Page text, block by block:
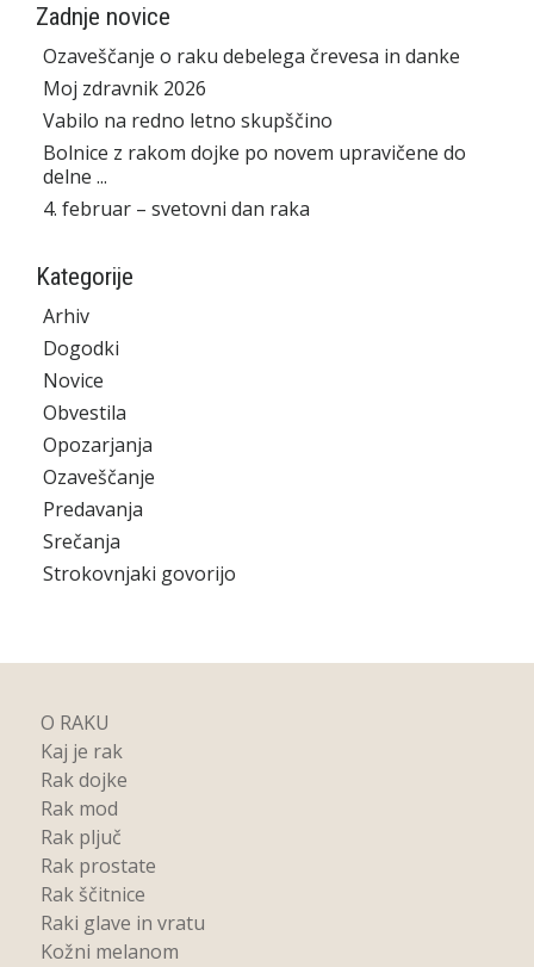
Zadnje novice
Ozaveščanje o raku debelega črevesa in danke
Moj zdravnik 2026
Vabilo na redno letno skupščino
Bolnice z rakom dojke po novem upravičene do
delne ...
4. februar – svetovni dan raka
Kategorije
Arhiv
Dogodki
Novice
Obvestila
Opozarjanja
Ozaveščanje
Predavanja
Srečanja
Strokovnjaki govorijo
O RAKU
Kaj je rak
Rak dojke
Rak mod
Rak pljuč
Rak prostate
Rak ščitnice
Raki glave in vratu
Kožni melanom